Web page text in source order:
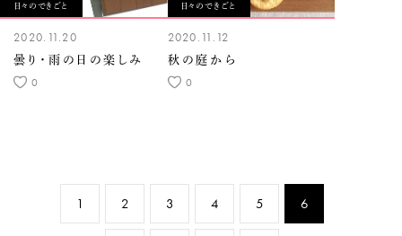
日々のできごと
2020.11.20
曇り・雨の日の楽しみ
0
日々のできごと
2020.11.12
秋の庭から
0
1 2 3 4 5 6